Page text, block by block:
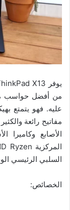
عليه. فهو يتمتع
مفاتيح رائعة
الأصابع وكاميرا
السلبي الرئيسي
الخصائص: